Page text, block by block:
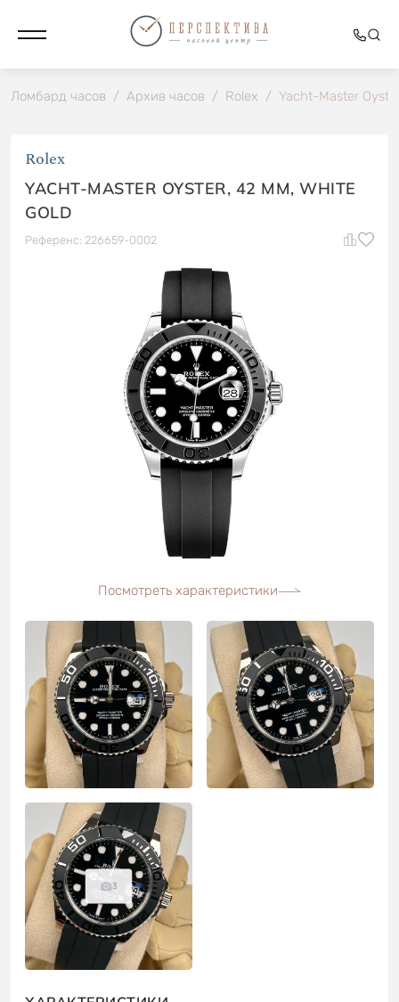
Ломбард часов / Архив часов / Rolex / Yacht-Master
Rolex
YACHT-MASTER OYSTER, 42 MM, WHITE
GOLD
Референс: 226659-0002
Посмотреть характеристики
3